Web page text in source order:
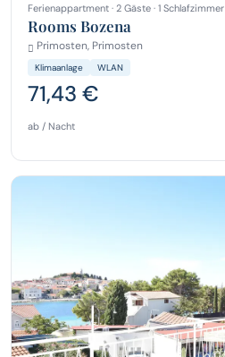
Ferienappartment · 2 Gäste · 1 Schlafzimmer
Rooms Bozena
Primosten, Primosten
Klimaanlage WLAN
71,43 €
ab / Nacht